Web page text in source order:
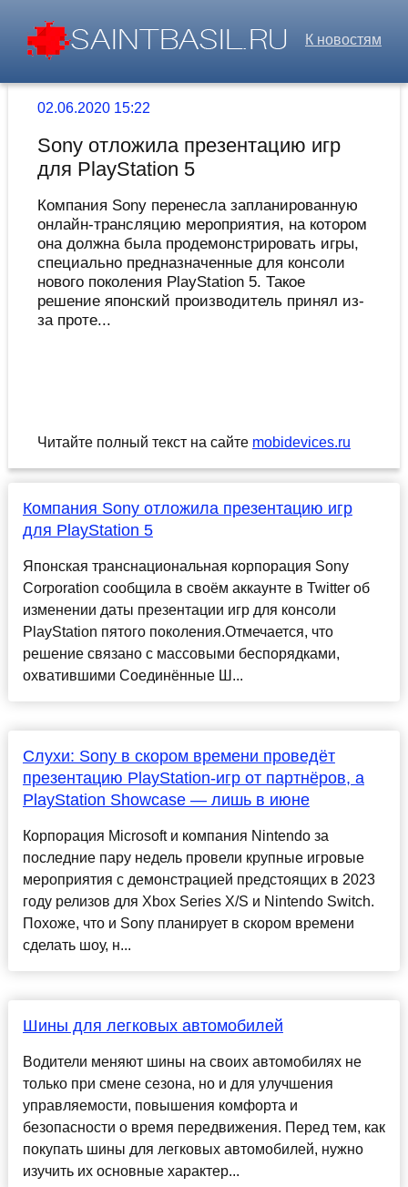
К новостям
02.06.2020 15:22
Sony отложила презентацию игр
для PlayStation 5
Компания Sony перенесла запланированную
онлайн-трансляцию мероприятия, на котором
она должна была продемонстрировать игры,
специально предназначенные для консоли
нового поколения PlayStation 5. Такое
решение японский производитель принял из-
за проте...
Читайте полный текст на сайте mobidevices.ru
Компания Sony отложила презентацию игр
для PlayStation 5
Японская транснациональная корпорация Sony
Corporation сообщила в своём аккаунте в Twitter об
изменении даты презентации игр для консоли
PlayStation пятого поколения.Отмечается, что
решение связано с массовыми беспорядками,
охватившими Соединённые Ш...
Слухи: Sony в скором времени проведёт
презентацию PlayStation-игр от партнёров, а
PlayStation Showcase — лишь в июне
Корпорация Microsoft и компания Nintendo за
последние пару недель провели крупные игровые
мероприятия с демонстрацией предстоящих в 2023
году релизов для Xbox Series X/S и Nintendo Switch.
Похоже, что и Sony планирует в скором времени
сделать шоу, н...
Шины для легковых автомобилей
Водители меняют шины на своих автомобилях не
только при смене сезона, но и для улучшения
управляемости, повышения комфорта и
безопасности о время передвижения. Перед тем, как
покупать шины для легковых автомобилей, нужно
изучить их основные характер...